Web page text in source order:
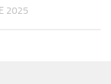
2025